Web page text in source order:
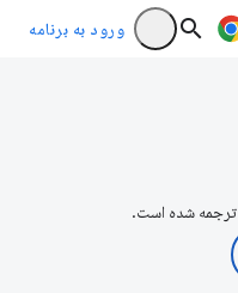
ورود به برنامه
ترجمه شده است.